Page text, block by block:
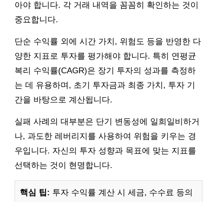
아야 합니다. 각 거래 내역을 꼼꼼히 확인하는 것이
중요합니다.
단순 수익률 외에 시간 가치, 위험도 등을 반영한 다
양한 지표로 투자를 평가해야 합니다. 특히 연평균
복리 수익률(CAGR)은 장기 투자의 성과를 측정하
는 데 유용하며, 초기 투자금과 최종 가치, 투자 기
간을 바탕으로 계산됩니다.
실패 사례의 대부분은 단기 변동성에 일희일비하거
나, 과도한 레버리지를 사용하여 위험을 키우는 경
우입니다. 자신의 투자 성향과 목표에 맞는 지표를
선택하는 것이 현명합니다.
핵심 팁: 투자 수익률 계산 시 세금, 수수료 등의